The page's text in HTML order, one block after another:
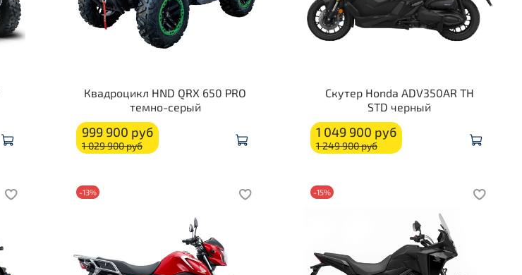
Квадроцикл HND QRX 650 PRO
темно-серый
999 900 руб
1 029 900 руб
Скутер Honda ADV350AR TH
STD черный
1 049 900 руб
1 249 900 руб
-13% -15%